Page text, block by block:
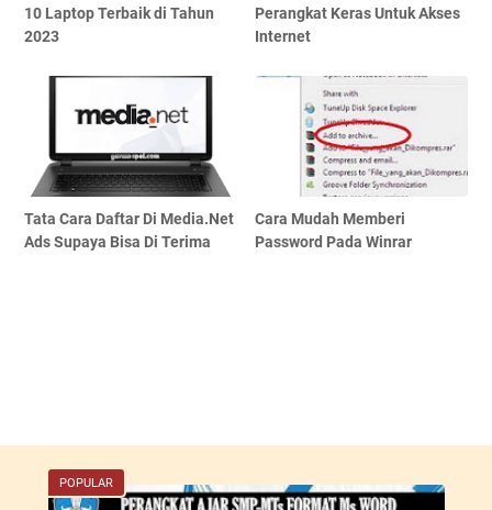
10 Laptop Terbaik di Tahun
2023
Perangkat Keras Untuk Akses
Internet
Tata Cara Daftar Di Media.Net
Ads Supaya Bisa Di Terima
Cara Mudah Memberi
Password Pada Winrar
POPULAR